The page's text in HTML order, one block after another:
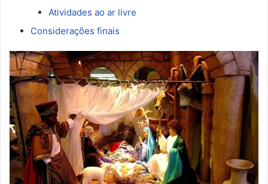
Atividades ao ar livre
Considerações finais